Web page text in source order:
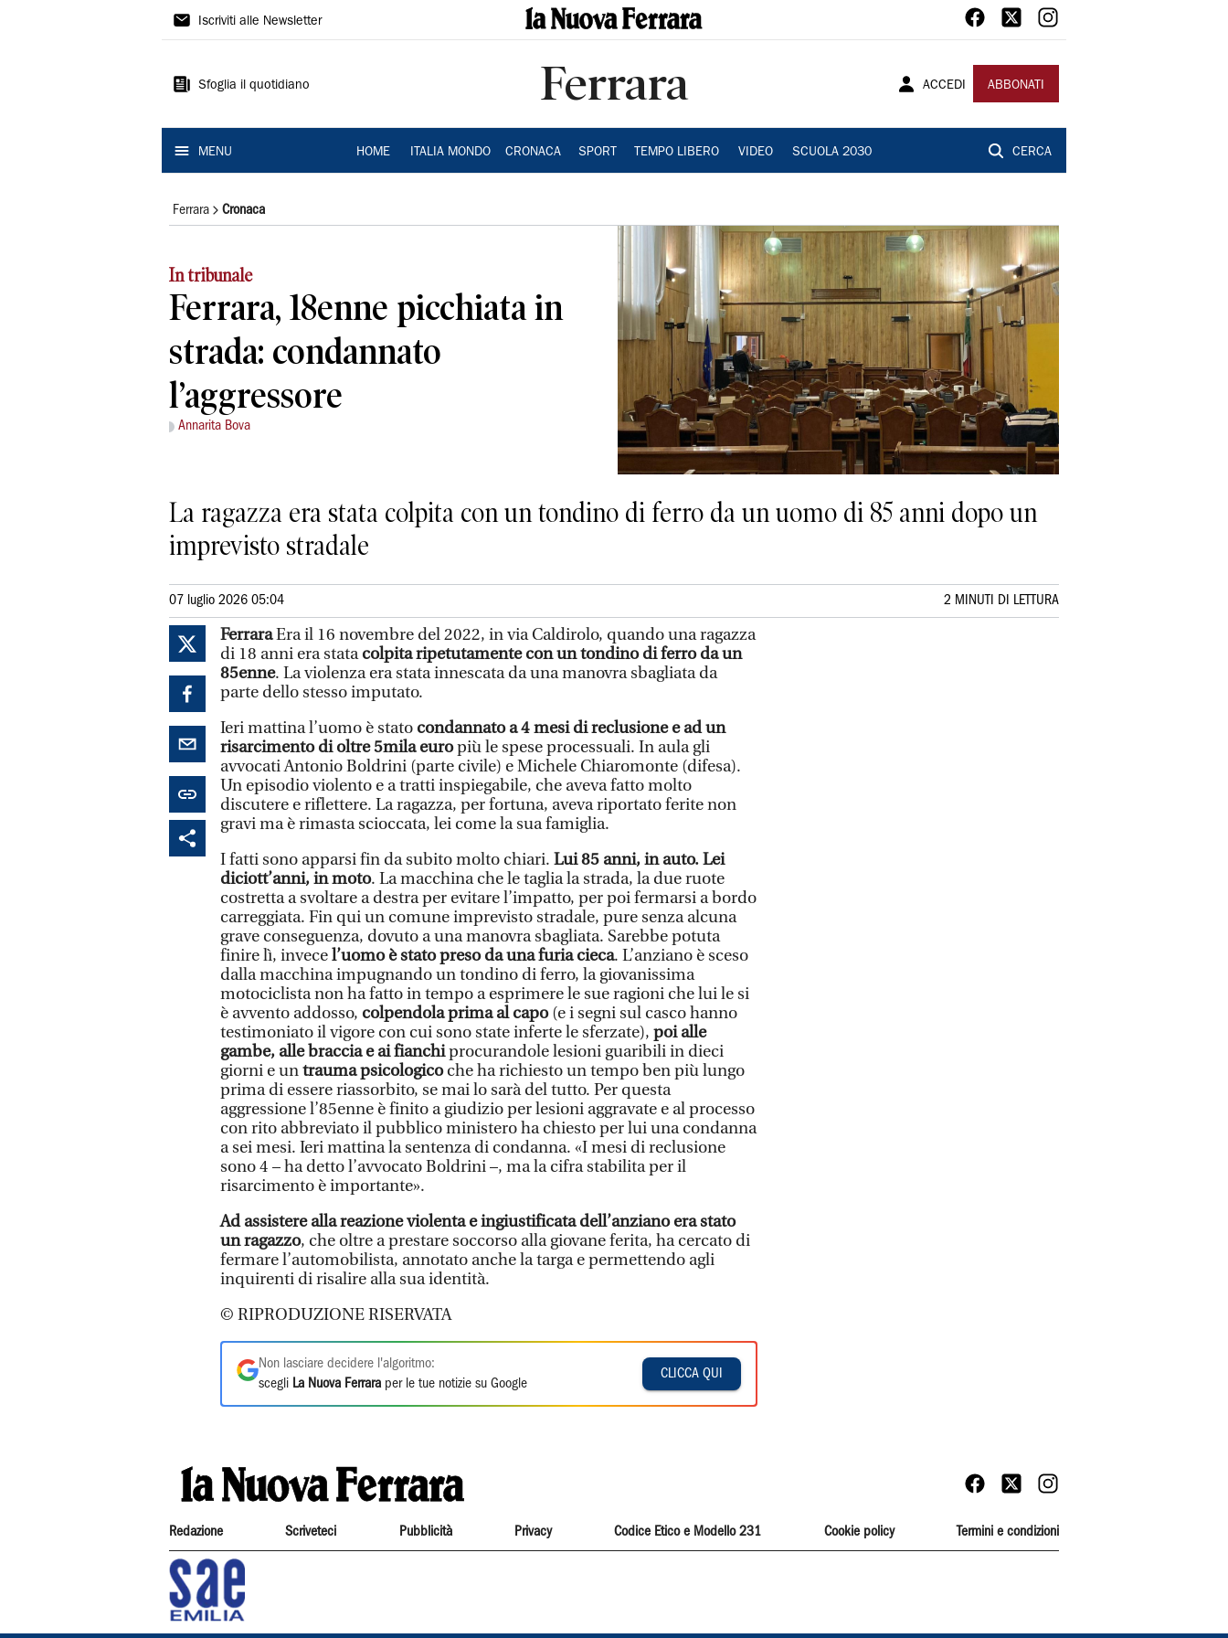
La
Ferrara
Iscriviti alle Newsletter
Sfoglia il quotidiano Ferrara ACCEDI ABBONATI
MENU HOME ITALIA MONDO CRONACA SPORT TEMPO LIBERO VIDEO SCUOLA 2030 CERCA
Ferrara Cronaca
In tribunale
Ferrara, 18enne picchiata in
strada: condannato
l’aggressore
Annarita Bova
La ragazza era stata colpita con un tondino di ferro da un uomo di 85 anni dopo un
imprevisto stradale
07 luglio 2026 05:04 2 MINUTI DI LETTURA
FerraraEra il 16 novembre del 2022, in via Caldirolo, quando una ragazza
di 18 anni era statacolpita ripetutamente con un tondino di ferro da un
85enne. La violenza era stata innescata da una manovra sbagliata da
parte dello stesso imputato.
Ieri mattina l’uomo è stato condannato a 4 mesi di reclusione e ad un
risarcimento di oltre 5mila europiù le spese processuali. In aula gli
avvocati Antonio Boldrini (parte civile) e Michele Chiaromonte (difesa).
Un episodio violento e a tratti inspiegabile, che aveva fatto molto
discutere e riflettere. La ragazza, per fortuna, aveva riportato ferite non
gravi ma è rimasta scioccata, lei come la sua famiglia.
I fatti sono apparsi fin da subito molto chiari. Lui 85 anni, in auto. Lei
diciott’anni, in moto. La macchina che le taglia la strada, la due ruote
costretta a svoltare a destra per evitare l’impatto, per poi fermarsi a bordo
carreggiata. Fin qui un comune imprevisto stradale, pure senza alcuna
grave conseguenza, dovuto a una manovra sbagliata. Sarebbe potuta
finire lì, invecel’uomo è stato preso da una furia cieca. L’anziano è sceso
dalla macchina impugnando un tondino di ferro, la giovanissima
motociclista non ha fatto in tempo a esprimere le sue ragioni che lui le si
è avvento addosso, colpendola prima al capo(e i segni sul casco hanno
testimoniato il vigore con cui sono state inferte le sferzate), poi alle
gambe, alle braccia e ai fianchiprocurandole lesioni guaribili in dieci
giorni e untrauma psicologicoche ha richiesto un tempo ben più lungo
prima di essere riassorbito, se mai lo sarà del tutto. Per questa
aggressione l’85enne è finito a giudizio per lesioni aggravate e al processo
con rito abbreviato il pubblico ministero ha chiesto per lui una condanna
a sei mesi. Ieri mattina la sentenza di condanna. «I mesi di reclusione
sono 4 – ha detto l’avvocato Boldrini –, ma la cifra stabilita per il
risarcimento è importante».
Ad assistere alla reazione violenta e ingiustificata dell’anziano era stato
un ragazzo, che oltre a prestare soccorso alla giovane ferita, ha cercato di
fermare l’automobilista, annotato anche la targa e permettendo agli
inquirenti di risalire alla sua identità.
© RIPRODUZIONE RISERVATA
Non lasciare decidere l'algoritmo:
scegli La Nuova Ferrara per le tue notizie su Google
CLICCA QUI
Redazione Scriveteci Pubblicità Privacy Codice Etico e Modello 231 Cookie policy Termini e condizioni